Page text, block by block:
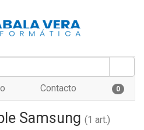
Contacto 0
Samsung (1 art.)